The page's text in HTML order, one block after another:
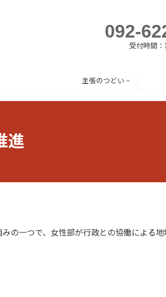
092-
受付時間
主張のつどい
進
の一つで、女性部が行政との協働による